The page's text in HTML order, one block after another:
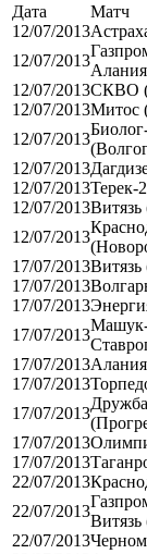
Дата
Матч
12/07/2013
12/07/2013
12/07/2013СКВО
12/07/2013Митос
12/07/2013
12/07/2013
12/07/2013Терек-
12/07/2013
12/07/2013
17/07/2013
17/07/2013
17/07/2013
17/07/2013
Машук-
17/07/2013
17/07/2013
17/07/2013
17/07/2013
17/07/2013
22/07/2013
22/07/2013
22/07/2013